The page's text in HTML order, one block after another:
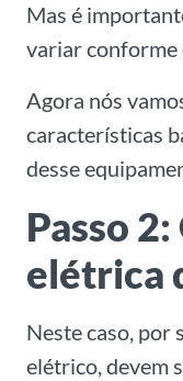
Mas é
variar conforme
Agora nós
características
desse
Passo
elétrica
Neste caso, por
elétrico, devem